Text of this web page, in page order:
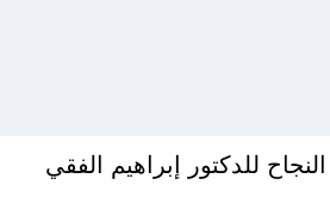
للدكتور إبراهيم الفقي